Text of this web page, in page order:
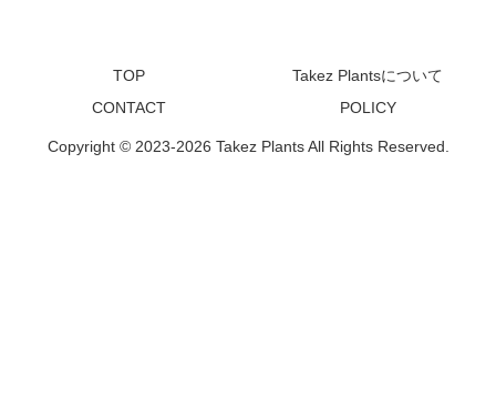
TOP
Takez Plantsについて
CONTACT
POLICY
Copyright © 2023-2026 Takez Plants All Rights Reserved.